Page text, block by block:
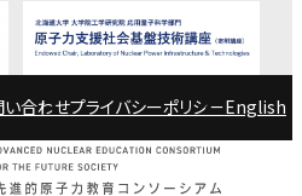
い合わせプライバシーポリシーEnglish